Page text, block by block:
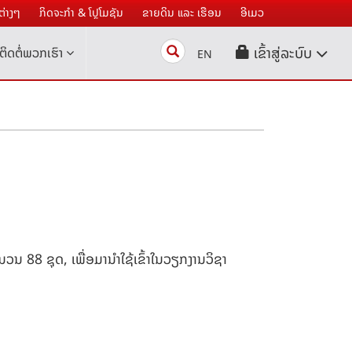
ງໆ ກິດຈະກໍາ & ໂປຼໂມຊັນ ຂາຍດິນ ແລະ ເຮືອນ ອີເມວ
ຕິດຕໍ່ພວກເຮົາ Search EN ເຂົ້າສູ່ລະບົບ
88 ຊຸດ, ເພື່ອມານຳໃຊ້ເຂົ້າໃນວຽກງານວິຊາ